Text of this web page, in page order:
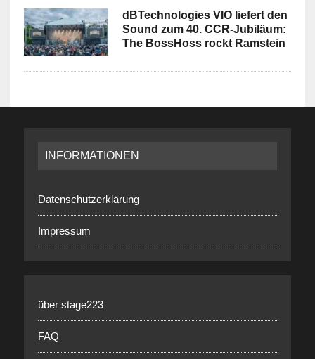
dBTechnologies VIO liefert den
Sound zum 40. CCR-Jubiläum:
The BossHoss rockt Ramstein
INFORMATIONEN
Datenschutzerklärung
Impressum
über stage223
FAQ